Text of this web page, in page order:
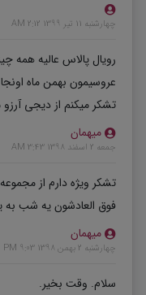
چهارشنبه 11 تیر 1399 2:12 AM
رویال پالاس عالیه همه
عروسیمون بهمن ماه
تشکر میکنم از دیجی آرزو
میهمان
جمعه 2 اسفند 1398 3:43 AM
تشکر ویژه دارم از
فوق العادشون یه شب به
میهمان
چهارشنبه 2 بهمن 1398 9:03 PM
سلام. وقت بخیر.